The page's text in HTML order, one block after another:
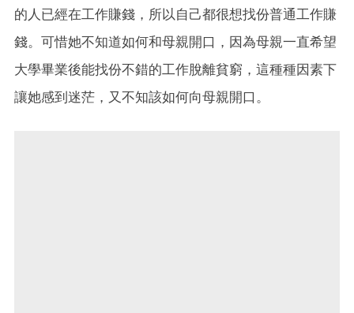
的人已經在工作賺錢，所以自己都很想找份普通工作賺
錢。可惜她不知道如何和母親開口，因為母親一直希望
大學畢業後能找份不錯的工作脫離貧窮，這種種因素下
讓她感到迷茫，又不知該如何向母親開口。